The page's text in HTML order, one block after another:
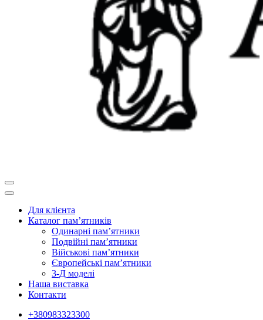
Для клієнта
Каталог пам’ятників
Одинарні пам’ятники
Подвійні пам’ятники
Військові пам’ятники
Європейські пам’ятники
3-Д моделі
Наша виставка
Контакти
+380983323300